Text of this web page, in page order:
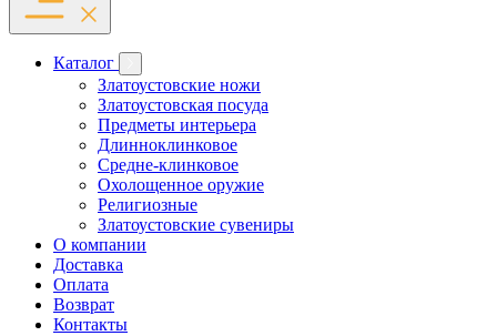
Каталог
Златоустовские ножи
Златоустовская посуда
Предметы интерьера
Длинноклинковое
Средне-клинковое
Охолощенное оружие
Религиозные
Златоустовские сувениры
О компании
Доставка
Оплата
Возврат
Контакты